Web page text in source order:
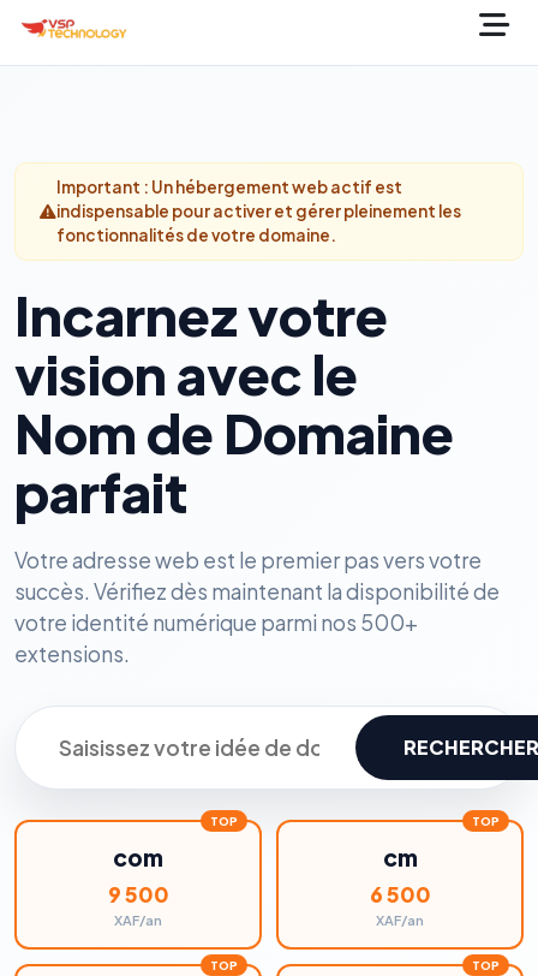
Important : Un hébergement web actif est
indispensable pour activer et gérer pleinement les
fonctionnalités de votre domaine.
Incarnez votre
vision avec le
Nom de Domaine
parfait
Votre adresse web est le premier pas vers votre
succès. Vérifiez dès maintenant la disponibilité de
votre identité numérique parmi nos 500+
extensions.
RECHERCHER
com
9 500
XAF/an
cm
6 500
XAF/an